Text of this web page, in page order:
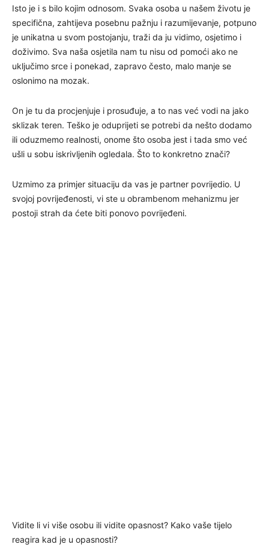
Isto je i s bilo kojim odnosom. Svaka osoba u našem životu je
specifična, zahtijeva posebnu pažnju i razumijevanje, potpuno
je unikatna u svom postojanju, traži da ju vidimo, osjetimo i
doživimo. Sva naša osjetila nam tu nisu od pomoći ako ne
uključimo srce i ponekad, zapravo često, malo manje se
oslonimo na mozak.
On je tu da procjenjuje i prosuđuje, a to nas već vodi na jako
sklizak teren. Teško je oduprijeti se potrebi da nešto dodamo
ili oduzmemo realnosti, onome što osoba jest i tada smo već
ušli u sobu iskrivljenih ogledala. Što to konkretno znači?
Uzmimo za primjer situaciju da vas je partner povrijedio. U
svojoj povrijeđenosti, vi ste u obrambenom mehanizmu jer
postoji strah da ćete biti ponovo povrijeđeni.
Vidite li vi više osobu ili vidite opasnost? Kako vaše tijelo
reagira kad je u opasnosti?